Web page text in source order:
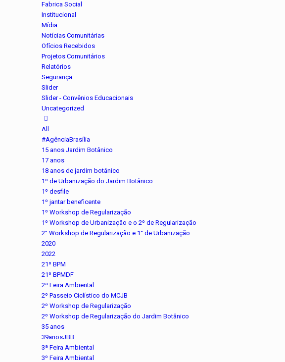
Fabrica Social
Institucional
Mídia
Notícias Comunitárias
Ofícios Recebidos
Projetos Comunitários
Relatórios
Segurança
Slider
Slider - Convênios Educacionais
Uncategorized
All
#AgênciaBrasília
15 anos Jardim Botânico
17 anos
18 anos de jardim botânico
1º de Urbanização do Jardim Botânico
1º desfile
1º jantar beneficente
1º Workshop de Regularização
1º Workshop de Urbanização e o 2º de Regularização
2° Workshop de Regularização e 1° de Urbanização
2020
2022
21º BPM
21º BPMDF
2ª Feira Ambiental
2º Passeio Ciclístico do MCJB
2º Workshop de Regularização
2º Workshop de Regularização do Jardim Botânico
35 anos
39anosJBB
3ª Feira Ambiental
3º Feira Ambiental